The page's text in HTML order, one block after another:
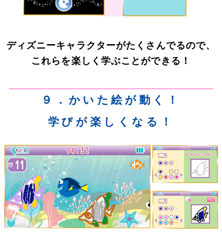
ディズニーキャラクターがたくさんでるので、
これらを楽しく学ぶことができる！
９．かいた絵が動く！
学びが楽しくなる！